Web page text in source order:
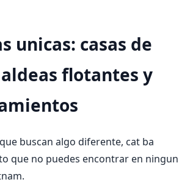
unicas: casas de
flotantes y
buscan algo diferente, cat ba
que no puedes encontrar en ningun